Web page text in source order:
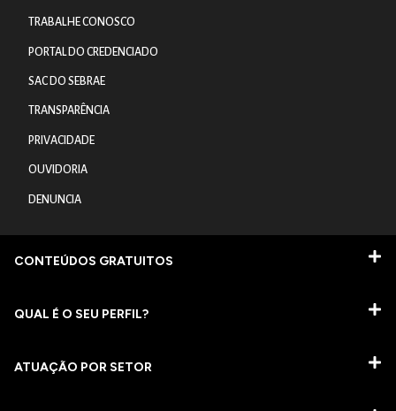
TRABALHE CONOSCO
PORTAL DO CREDENCIADO
SAC DO SEBRAE
TRANSPARÊNCIA
PRIVACIDADE
OUVIDORIA
DENUNCIA
CONTEÚDOS GRATUITOS
QUAL É O SEU PERFIL?
ATUAÇÃO POR SETOR